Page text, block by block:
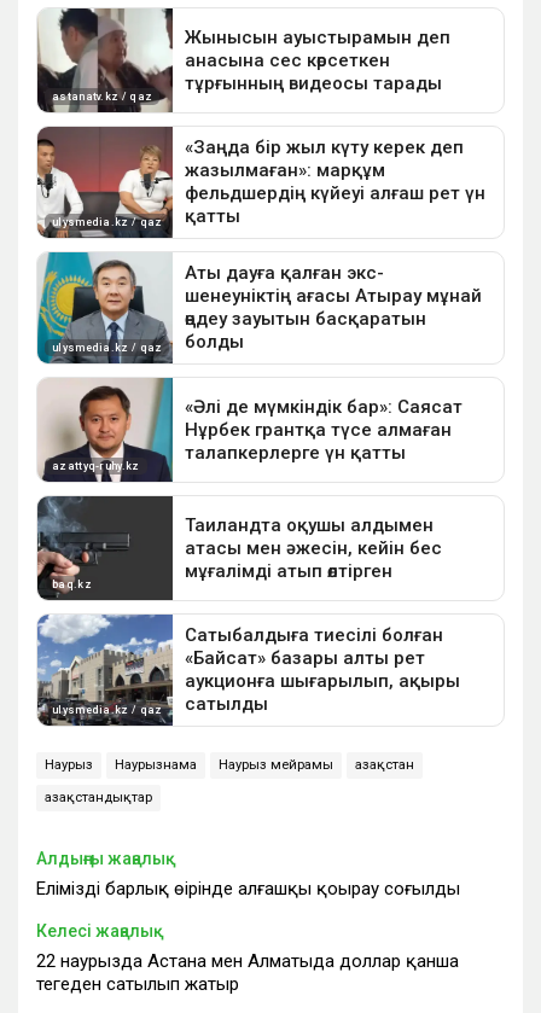
Наурыз Наурызнама Наурыз мейрамы Қазақстан
Қазақстандықтар
Алдыңғы жаңалық
Еліміздің барлық өңірінде алғашқы қоңырау соғылды
Келесі жаңалық
22 наурызда Астана мен Алматыда доллар қанша
теңгеден сатылып жатыр